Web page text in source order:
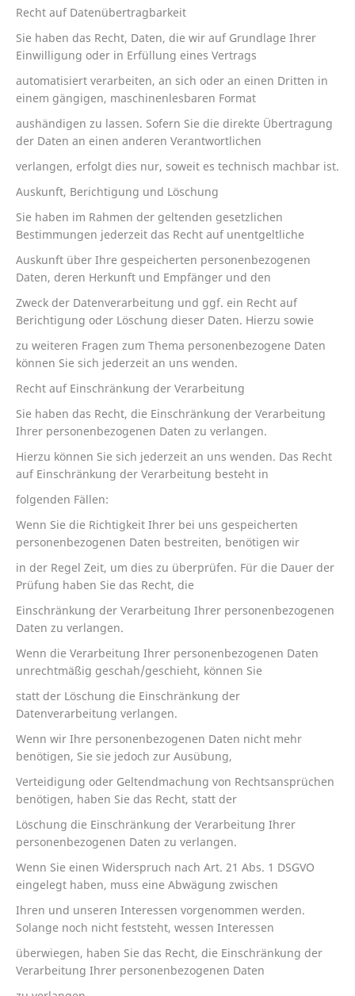
Recht auf Datenübertragbarkeit
Sie haben das Recht, Daten, die wir auf Grundlage Ihrer
Einwilligung oder in Erfüllung eines Vertrags
automatisiert verarbeiten, an sich oder an einen Dritten in
einem gängigen, maschinenlesbaren Format
aushändigen zu lassen. Sofern Sie die direkte Übertragung
der Daten an einen anderen Verantwortlichen
verlangen, erfolgt dies nur, soweit es technisch machbar ist.
Auskunft, Berichtigung und Löschung
Sie haben im Rahmen der geltenden gesetzlichen
Bestimmungen jederzeit das Recht auf unentgeltliche
Auskunft über Ihre gespeicherten personenbezogenen
Daten, deren Herkunft und Empfänger und den
Zweck der Datenverarbeitung und ggf. ein Recht auf
Berichtigung oder Löschung dieser Daten. Hierzu sowie
zu weiteren Fragen zum Thema personenbezogene Daten
können Sie sich jederzeit an uns wenden.
Recht auf Einschränkung der Verarbeitung
Sie haben das Recht, die Einschränkung der Verarbeitung
Ihrer personenbezogenen Daten zu verlangen.
Hierzu können Sie sich jederzeit an uns wenden. Das Recht
auf Einschränkung der Verarbeitung besteht in
folgenden Fällen:
Wenn Sie die Richtigkeit Ihrer bei uns gespeicherten
personenbezogenen Daten bestreiten, benötigen wir
in der Regel Zeit, um dies zu überprüfen. Für die Dauer der
Prüfung haben Sie das Recht, die
Einschränkung der Verarbeitung Ihrer personenbezogenen
Daten zu verlangen.
Wenn die Verarbeitung Ihrer personenbezogenen Daten
unrechtmäßig geschah/geschieht, können Sie
statt der Löschung die Einschränkung der
Datenverarbeitung verlangen.
Wenn wir Ihre personenbezogenen Daten nicht mehr
benötigen, Sie sie jedoch zur Ausübung,
Verteidigung oder Geltendmachung von Rechtsansprüchen
benötigen, haben Sie das Recht, statt der
Löschung die Einschränkung der Verarbeitung Ihrer
personenbezogenen Daten zu verlangen.
Wenn Sie einen Widerspruch nach Art. 21 Abs. 1 DSGVO
eingelegt haben, muss eine Abwägung zwischen
Ihren und unseren Interessen vorgenommen werden.
Solange noch nicht feststeht, wessen Interessen
überwiegen, haben Sie das Recht, die Einschränkung der
Verarbeitung Ihrer personenbezogenen Daten